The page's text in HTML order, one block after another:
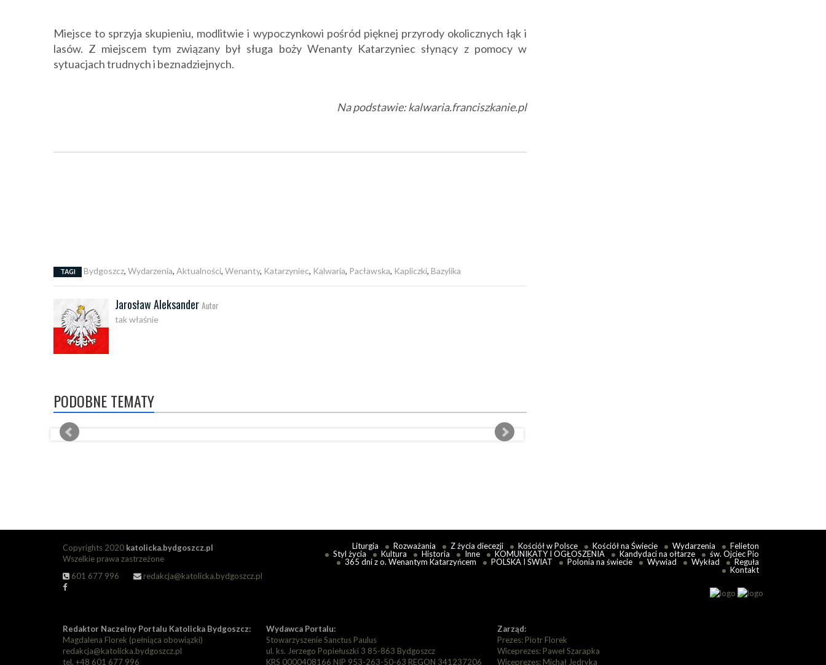
Miejsce to sprzyja skupieniu, modlitwie i wypoczynkowi pośród pięknej przyrody okolicznych łąk i
lasów. Z miejscem tym związany był sługa boży Wenanty Katarzyniec słynący z pomocy w
sytuacjach trudnych i beznadziejnych.
Na podstawie: kalwaria.franciszkanie.pl
TAGI Bydgoszcz, Wydarzenia, Aktualności, Wenanty, Katarzyniec, Kalwaria, Pacławska, Kapliczki, Bazylika
Jarosław Aleksander Autor
tak właśnie
PODOBNE TEMATY
Copyrights 2020 katolicka.bydgoszcz.pl
Wszelkie prawa zastrzeżone
601 677 996
redakcja@katolicka.bydgoszcz.pl
Liturgia Rozważania Z życia diecezji Kościół w Polsce Kościół na Świecie Wydarzenia
Felieton
Styl życia
Kultura Historia Inne KOMUNIKATY I OGŁOSZENIA Kandydaci na ołtarze
św. Ojciec Pio
365 dni z o. Wenantym Katarzyńcem
POLSKA I ŚWIAT Polonia na świecie Wywiad Wykład
Reguła
Kontakt
Redaktor Naczelny Portalu Katolicka Bydgoszcz:
Magdalena Florek (pełniąca obowiązki)
redakcja@katolicka.bydgoszcz.pl
tel. +48 601 677 996
Wydawca Portalu:
Stowarzyszenie Sanctus Paulus
ul. ks. Jerzego Popiełuszki 3 85-863 Bydgoszcz
KRS 0000408166 NIP 953-263-50-63 REGON 341237206
Zarząd:
Prezes: Piotr Florek
Wiceprezes: Paweł Szarapka
Wiceprezes: Michał Jędryka